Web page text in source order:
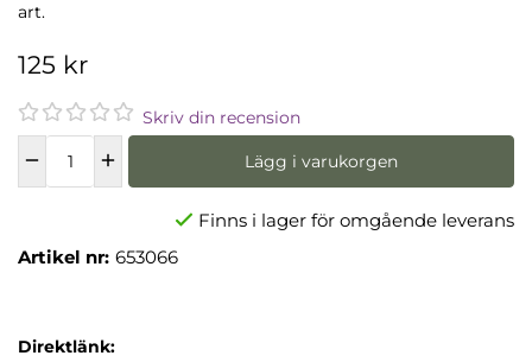
art.
125 kr
Skriv din recension
Lägg i varukorgen
Finns i lager för omgående leverans
Artikel nr: 653066
Direktlänk: